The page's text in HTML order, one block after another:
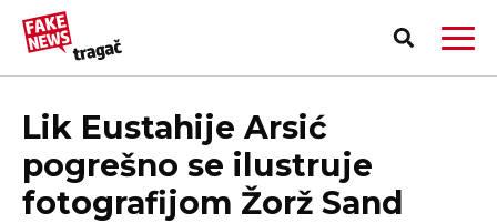
Lik Eustahije Arsić
pogrešno se ilustruje
fotografijom Žorž Sand